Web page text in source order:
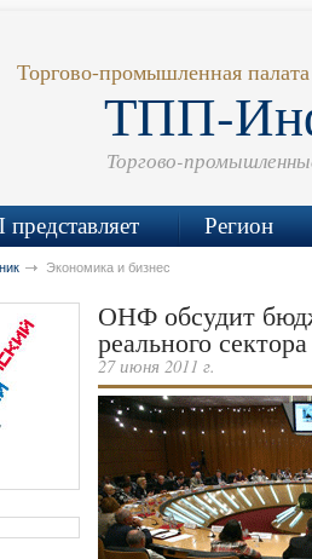
Торгово-промышленная
ТПП-
Торгово-
Регион
Экономика и бизнес
ОНФ обсудит
реального сектора
27 июня 2011 г.